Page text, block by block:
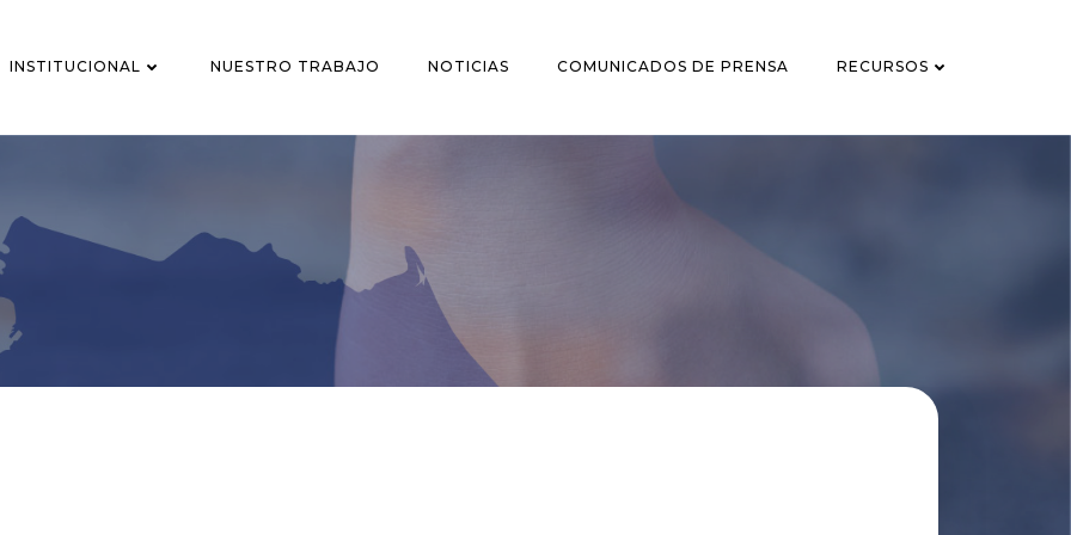
INSTITUCIONAL NUESTRO TRABAJO NOTICIAS COMUNICADOS DE PRENSA RECURSOS